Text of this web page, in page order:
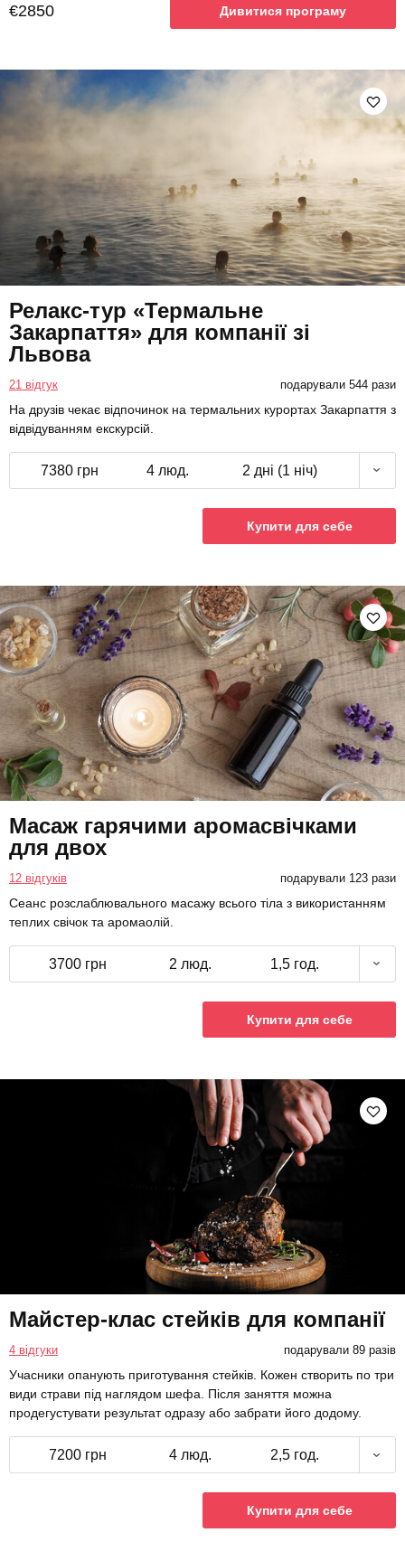
€2850 Дивитися програму
Релакс-тур «Термальне
Закарпаття» для компанії зі
Львова
21 відгук подарували 544 рази
На друзів чекає відпочинок на термальних курортах Закарпаття з
відвідуванням екскурсій.
7380 грн 4 люд. 2 дні (1 ніч)
Купити для себе
Масаж гарячими аромасвічками
для двох
12 відгуків подарували 123 рази
Сеанс розслаблювального масажу всього тіла з використанням
теплих свічок та аромаолій.
3700 грн 2 люд. 1,5 год.
Купити для себе
Майстер-клас стейків для компанії
4 відгуки подарували 89 разів
Учасники опанують приготування стейків. Кожен створить по три
види страви під наглядом шефа. Після заняття можна
продегустувати результат одразу або забрати його додому.
7200 грн 4 люд. 2,5 год.
Купити для себе